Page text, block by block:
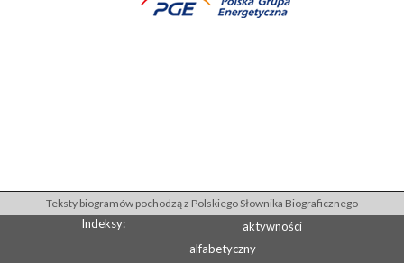
Teksty biogramów pochodzą z Polskiego Słownika Biograficznego
Indeksy:
aktywności
alfabetyczny